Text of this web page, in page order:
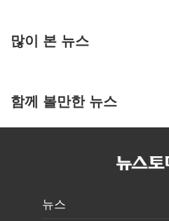
많이 본 뉴스
함께 볼만한 뉴스
뉴스